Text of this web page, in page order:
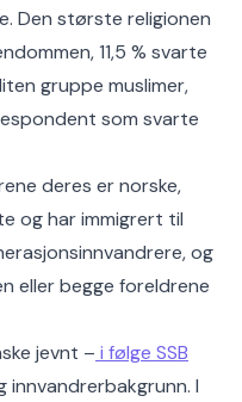
Den største religionen
11,5 % svarte
gruppe muslimer,
som svarte
deres er norske,
og har immigrert til
og
eller begge foreldrene
jevnt – i følge SSB
innvandrerbakgrunn. I